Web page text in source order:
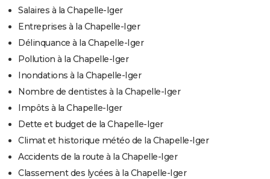
Salaires à la Chapelle-Iger
Entreprises à la Chapelle-Iger
Délinquance à la Chapelle-Iger
Pollution à la Chapelle-Iger
Inondations à la Chapelle-Iger
Nombre de dentistes à la Chapelle-Iger
Impôts à la Chapelle-Iger
Dette et budget de la Chapelle-Iger
Climat et historique météo de la Chapelle-Iger
Accidents de la route à la Chapelle-Iger
Classement des lycées à la Chapelle-Iger